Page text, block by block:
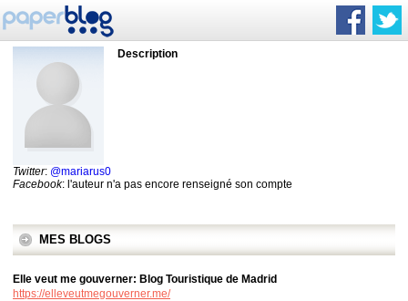
Description
Twitter: @mariarus0
Facebook: l'auteur n'a pas encore renseigné son compte
MES BLOGS
Elle veut me gouverner: Blog Touristique de Madrid
https://elleveutmegouverner.me/